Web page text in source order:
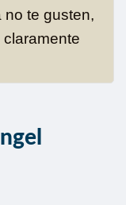
te gusten,